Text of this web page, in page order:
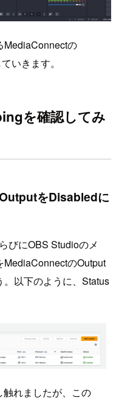
MediaConnectの
いきます。
を確認してみ
をDisabledに
びにOBS Studioのメ
のOutput
。以下のように、Status
れましたが、この